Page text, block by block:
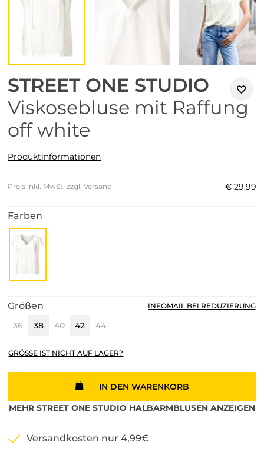
STREET ONE STUDIO
Viskosebluse mit Raffung
off white
Produktinformationen
Preis inkl. MwSt. zzgl. Versand € 29,99
Farben
Größen
36 38 40 42 44
INFOMAIL BEI REDUZIERUNG
GRÖSSE IST NICHT AUF LAGER?
IN DEN WARENKORB
MEHR STREET ONE STUDIO HALBARMBLUSEN ANZEIGEN
Versandkosten nur 4,99€